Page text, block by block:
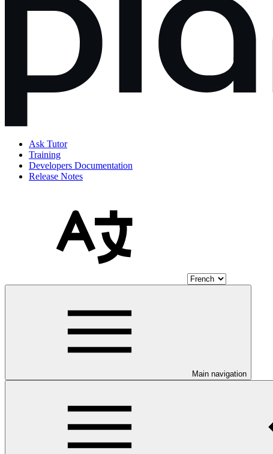
Ask Tutor
Training
Developers Documentation
Release Notes
Main navigation